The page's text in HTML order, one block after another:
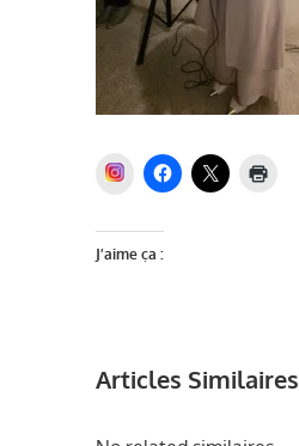
INSTAGRAM
J’aime ça :
Articles Similaires